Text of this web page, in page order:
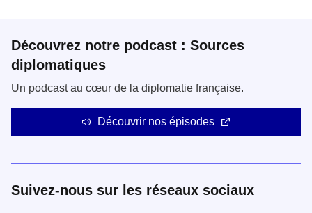
Découvrez notre podcast : Sources
diplomatiques
Un podcast au cœur de la diplomatie française.
Découvrir nos épisodes
Suivez-nous sur les réseaux sociaux